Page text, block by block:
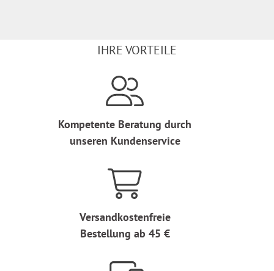
IHRE VORTEILE
Kompetente Beratung durch
unseren Kundenservice
Versandkostenfreie
Bestellung ab 45 €